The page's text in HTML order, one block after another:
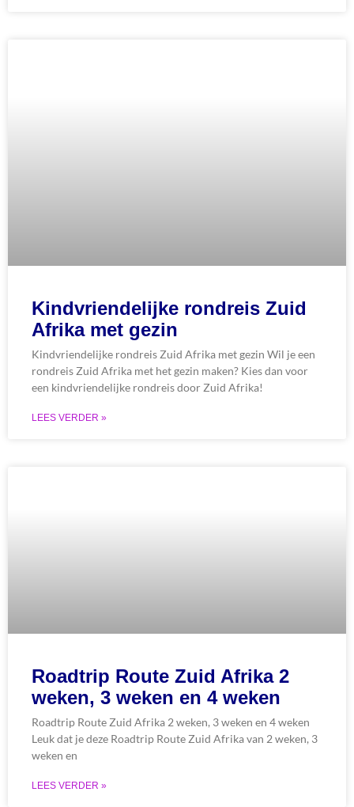
Kindvriendelijke rondreis Zuid
Afrika met gezin
Kindvriendelijke rondreis Zuid Afrika met gezin Wil je een
rondreis Zuid Afrika met het gezin maken? Kies dan voor
een kindvriendelijke rondreis door Zuid Afrika!
LEES VERDER »
Roadtrip Route Zuid Afrika 2
weken, 3 weken en 4 weken
Roadtrip Route Zuid Afrika 2 weken, 3 weken en 4 weken
Leuk dat je deze Roadtrip Route Zuid Afrika van 2 weken, 3
weken en
LEES VERDER »